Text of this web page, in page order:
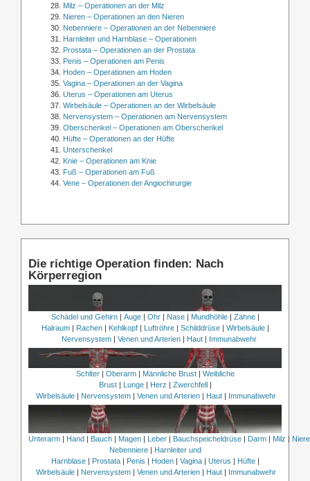
Milz – Operationen an der Milz
Nieren – Operationen an den Nieren
Nebenniere – Operationen an der Nebenniere
Harnleiter und Harnblase – Operationen
Prostata – Operationen an der Prostata
Penis – Operationen am Penis
Hoden – Operationen am Hoden
Vagina – Operationen an der Vagina
Uterus – Operationen am Uterus
Wirbelsäule – Operationen an der Wirbelsäule
Nervensystem – Operationen am Nervensystem
Oberschenkel – Operationen am Oberschenkel
Hüfte – Operationen an der Hüfte
Unterschenkel
Knie – Operationen am Knie
Fuß – Operationen am Fuß
Vene – Operationen der Angiochirurgie
Die richtige Operation finden: Nach
Körperregion
Schädel und Gehirn| Auge| Ohr| Nase| Mundhöhle| Zähne|
Halraum| Rachen| Kehlkopf| Luftröhre| Schilddrüse| Wirbelsäule|
Nervensystem | Venen und Arterien | Haut | Immunabwehr
Schlter| Oberarm| Männliche Brust| Weibliche
Brust| Lunge| Herz | Zwerchfell|
Wirbelsäule | Nervensystem | Venen und Arterien | Haut | Immunabwehr
Unterarm| Hand| Bauch| Magen| Leber| Bauchspeicheldrüse| Darm| Milz |
Nebenniere| Harnleiter und
Harnblase| Prostata| Penis | Hoden| Vagina| Uterus | Hüfte|
Wirbelsäule | Nervensystem | Venen und Arterien | Haut | Immunabwehr